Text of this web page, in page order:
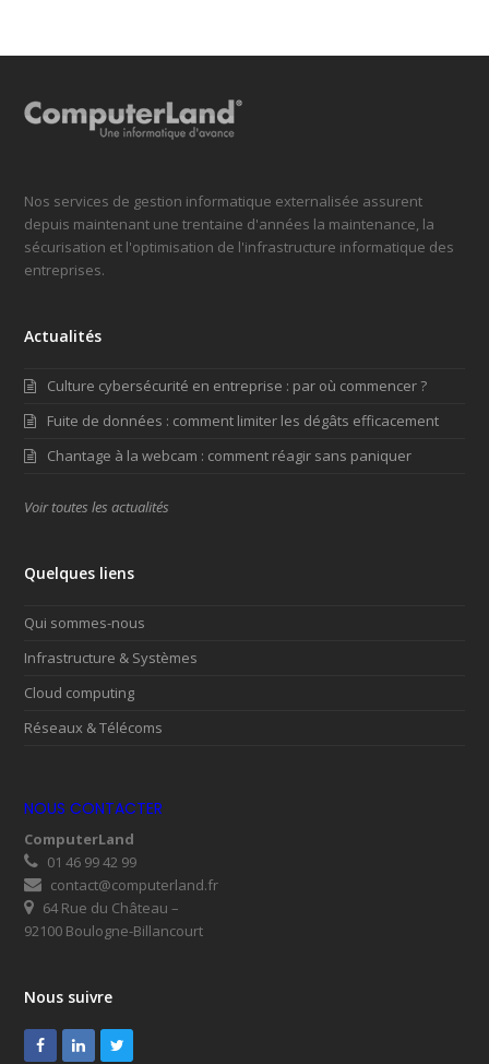
Nos services de gestion informatique externalisée assurent
depuis maintenant une trentaine d'années la maintenance, la
sécurisation et l'optimisation de l'infrastructure informatique des
entreprises.
Actualités
Culture cybersécurité en entreprise : par où commencer ?
Fuite de données : comment limiter les dégâts efficacement
Chantage à la webcam : comment réagir sans paniquer
Voir toutes les actualités
Quelques liens
Qui sommes-nous
Infrastructure & Systèmes
Cloud computing
Réseaux & Télécoms
NOUS CONTACTER
ComputerLand
01 46 99 42 99
contact@computerland.fr
64 Rue du Château –
92100 Boulogne-Billancourt
Nous suivre
Facebook
LinkedInTwitter